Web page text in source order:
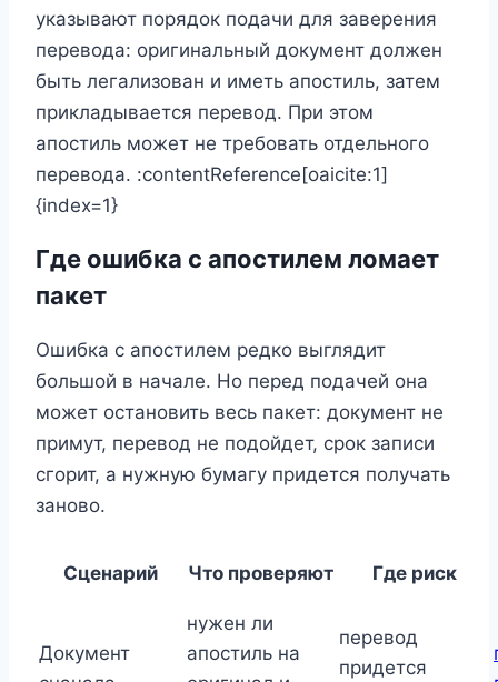
указывают порядок подачи для заверения
перевода: оригинальный документ должен
быть легализован и иметь апостиль, затем
прикладывается перевод. При этом
апостиль может не требовать отдельного
перевода. :contentReference[oaicite:1]
{index=1}
Где ошибка с апостилем ломает
пакет
Ошибка с апостилем редко выглядит
большой в начале. Но перед подачей она
может остановить весь пакет: документ не
примут, перевод не подойдет, срок записи
сгорит, а нужную бумагу придется получать
заново.
Сценарий Что проверяют Где риск
Документ
нужен ли
апостиль на
перевод
придется